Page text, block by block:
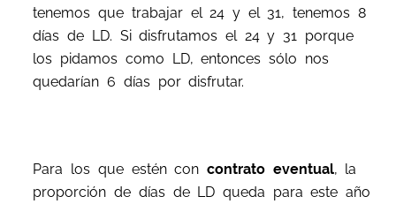
tenemos que trabajar el 24 y el 31, tenemos 8
días de LD. Si disfrutamos el 24 y 31 porque
los pidamos como LD, entonces sólo nos
quedarían 6 días por disfrutar.
Para los que estén concontrato eventual, la
proporción de días de LD queda para este año